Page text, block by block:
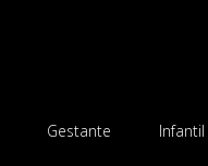
Gestante Infantil